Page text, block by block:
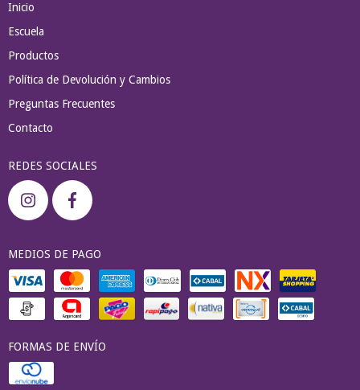
Inicio
Escuela
Productos
Política de Devolución y Cambios
Preguntas Frecuentes
Contacto
REDES SOCIALES
MEDIOS DE PAGO
FORMAS DE ENVÍO